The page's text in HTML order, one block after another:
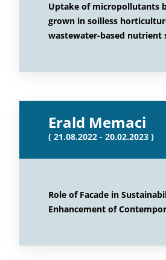
Uptake of micropollutants
grown in soilless
wastewater-based nutrient
Erald Memaci
( 21.08.2022 - 20.02.2023 )
Role of Facade in
Enhancement of